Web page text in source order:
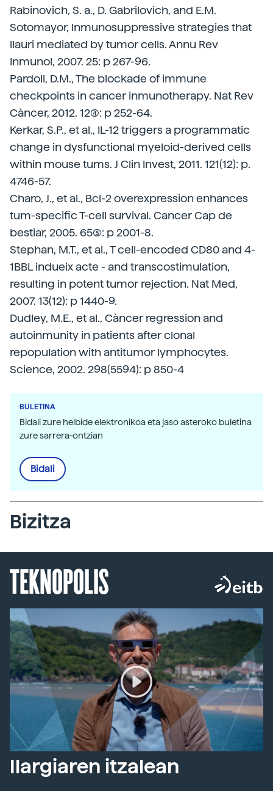
Rabinovich, S. a., D. Gabrilovich, and E.M.
Sotomayor, Inmunosuppressive strategies that
llauri mediated by tumor cells. Annu Rev
Inmunol, 2007. 25: p 267-96.
Pardoll, D.M., The blockade of immune
checkpoints in cancer inmunotherapy. Nat Rev
Càncer, 2012. 12(4): p 252-64.
Kerkar, S.P., et al., IL-12 triggers a programmatic
change in dysfunctional myeloid-derived cells
within mouse tums. J Clin Invest, 2011. 121(12): p.
4746-57.
Charo, J., et al., Bcl-2 overexpression enhances
tum-specific T-cell survival. Cancer Cap de
bestiar, 2005. 65(5): p 2001-8.
Stephan, M.T., et al., T cell-encoded CD80 and 4-
1BBL indueix acte - and transcostimulation,
resulting in potent tumor rejection. Nat Med,
2007. 13(12): p 1440-9.
Dudley, M.E., et al., Càncer regression and
autoinmunity in patients after clonal
repopulation with antitumor lymphocytes.
Science, 2002. 298(5594): p 850-4
BULETINA
Bidali zure helbide elektronikoa eta jaso asteroko buletina
zure sarrera-ontzian
Bidali
Bizitza
TEKNOPOLIS
Ilargiaren itzalean